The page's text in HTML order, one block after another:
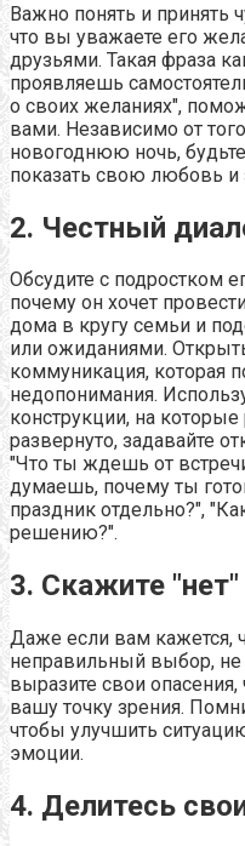
Важно понять и принять
что вы уважаете его
друзьями. Такая фраза
проявляешь
о своих желаниях",
вами. Независимо от
новогоднюю ночь,
показать свою любовь и
2. Честный
Обсудите с подростком
почему он хочет
дома в кругу семьи и
или ожиданиями.
коммуникация, которая
недопонимания.
конструкции, на
развернуто, задавайте
"Что ты ждешь от
думаешь, почему ты
праздник отдельно?",
решению?".
3. Скажите "нет"
Даже если вам кажется,
неправильный выбор, не
выразите свои
вашу точку зрения.
чтобы улучшить
эмоции.
4. Делитесь